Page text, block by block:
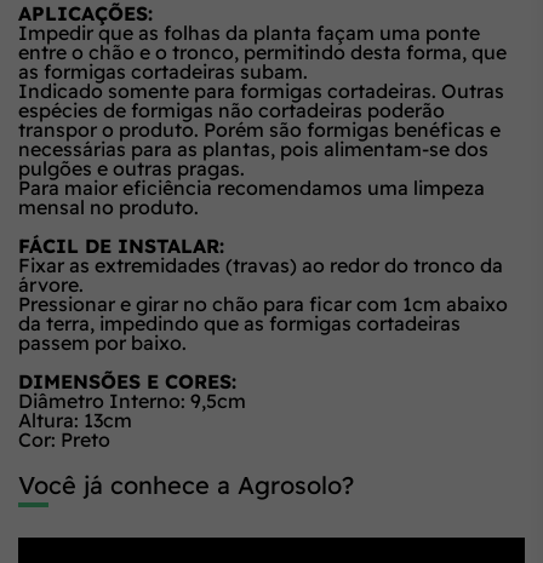
APLICAÇÕES:
Impedir que as folhas da planta façam uma ponte
entre o chão e o tronco, permitindo desta forma, que
as formigas cortadeiras subam.
Indicado somente para formigas cortadeiras. Outras
espécies de formigas não cortadeiras poderão
transpor o produto. Porém são formigas benéficas e
necessárias para as plantas, pois alimentam-se dos
pulgões e outras pragas.
Para maior eficiência recomendamos uma limpeza
mensal no produto.
FÁCIL DE INSTALAR:
Fixar as extremidades (travas) ao redor do tronco da
árvore.
Pressionar e girar no chão para ficar com 1cm abaixo
da terra, impedindo que as formigas cortadeiras
passem por baixo.
DIMENSÕES E CORES:
Diâmetro Interno: 9,5cm
Altura: 13cm
Cor: Preto
Você já conhece a Agrosolo?